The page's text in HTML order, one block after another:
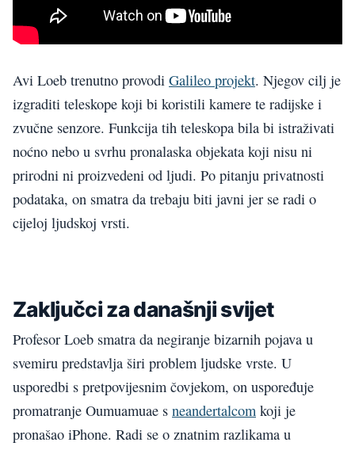
Avi Loeb trenutno provodi Galileo projekt. Njegov cilj je
izgraditi teleskope koji bi koristili kamere te radijske i
zvučne senzore. Funkcija tih teleskopa bila bi istraživati
noćno nebo u svrhu pronalaska objekata koji nisu ni
prirodni ni proizvedeni od ljudi. Po pitanju privatnosti
podataka, on smatra da trebaju biti javni jer se radi o
cijeloj ljudskoj vrsti.
Zaključci za današnji svijet
Profesor Loeb smatra da negiranje bizarnih pojava u
svemiru predstavlja širi problem ljudske vrste. U
usporedbi s pretpovijesnim čovjekom, on uspoređuje
promatranje Oumuamuae s neandertalcom koji je
pronašao iPhone. Radi se o znatnim razlikama u